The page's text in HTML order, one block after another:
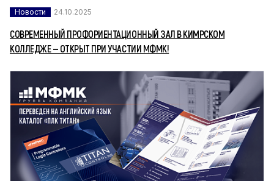
Новости 24.10.2025
СОВРЕМЕННЫЙ ПРОФОРИЕНТАЦИОННЫЙ ЗАЛ В КИМРСКОМ
КОЛЛЕДЖЕ — ОТКРЫТ ПРИ УЧАСТИИ МФМК!